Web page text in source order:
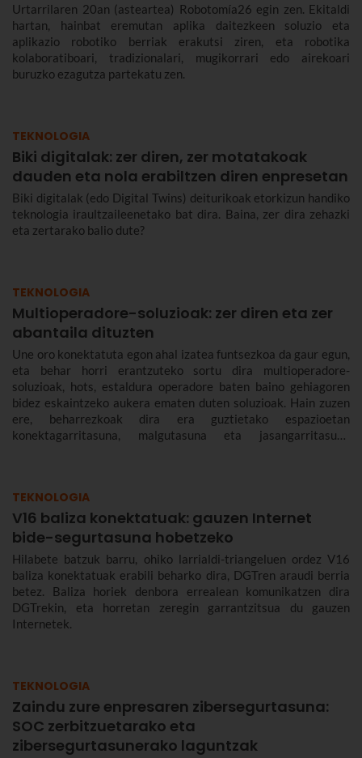
Urtarrilaren 20an (asteartea) Robotomía26 egin zen. Ekitaldi
hartan, hainbat eremutan aplika daitezkeen soluzio eta
aplikazio robotiko berriak erakutsi ziren, eta robotika
kolaboratiboari, tradizionalari, mugikorrari edo airekoari
buruzko ezagutza partekatu zen.
TEKNOLOGIA
Biki digitalak: zer diren, zer motatakoak
dauden eta nola erabiltzen diren enpresetan
Biki digitalak (edo Digital Twins) deiturikoak etorkizun handiko
teknologia iraultzaileenetako bat dira. Baina, zer dira zehazki
eta zertarako balio dute?
TEKNOLOGIA
Multioperadore-soluzioak: zer diren eta zer
abantaila dituzten
Une oro konektatuta egon ahal izatea funtsezkoa da gaur egun,
eta behar horri erantzuteko sortu dira multioperadore-
soluzioak, hots, estaldura operadore baten baino gehiagoren
bidez eskaintzeko aukera ematen duten soluzioak. Hain zuzen
ere, beharrezkoak dira era guztietako espazioetan
konektagarritasuna, malgutasuna eta jasangarritasuna
TEKNOLOGIA
V16 baliza konektatuak: gauzen Internet
bide-segurtasuna hobetzeko
Hilabete batzuk barru, ohiko larrialdi-triangeluen ordez V16
baliza konektatuak erabili beharko dira, DGTren araudi berria
betez. Baliza horiek denbora errealean komunikatzen dira
DGTrekin, eta horretan zeregin garrantzitsua du gauzen
Internetek.
TEKNOLOGIA
Zaindu zure enpresaren zibersegurtasuna:
SOC zerbitzuetarako eta
zibersegurtasunerako laguntzak